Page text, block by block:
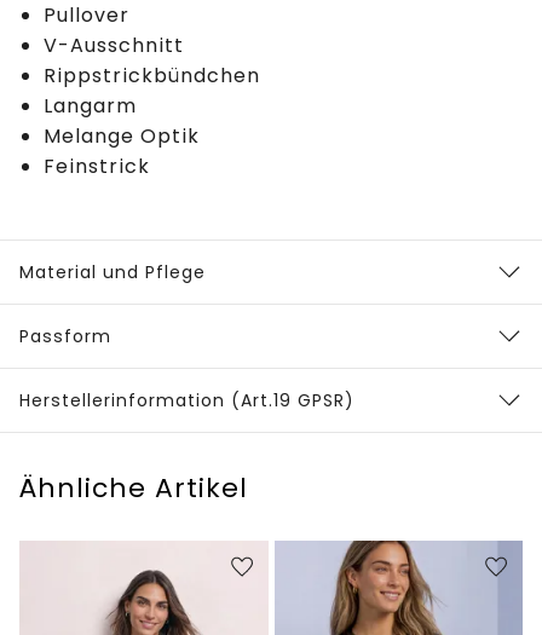
Pullover
V-Ausschnitt
Rippstrickbündchen
Langarm
Melange Optik
Feinstrick
Material und Pflege
Passform
Herstellerinformation (Art.19 GPSR)
Ähnliche Artikel